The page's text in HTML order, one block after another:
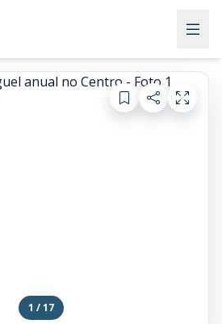
1 / 17